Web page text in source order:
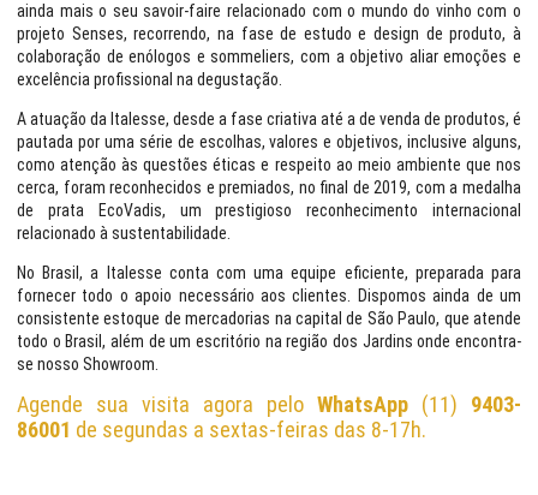
ainda mais o seu savoir-faire relacionado com o mundo do vinho com o
projeto Senses, recorrendo, na fase de estudo e design de produto, à
colaboração de enólogos e sommeliers, com a objetivo aliar emoções e
excelência profissional na degustação.
A atuação da Italesse, desde a fase criativa até a de venda de produtos, é
pautada por uma série de escolhas, valores e objetivos, inclusive alguns,
como atenção às questões éticas e respeito ao meio ambiente que nos
cerca, foram reconhecidos e premiados, no final de 2019, com a medalha
de prata EcoVadis, um prestigioso reconhecimento internacional
relacionado à sustentabilidade.
No Brasil, a Italesse conta com uma equipe eficiente, preparada para
fornecer todo o apoio necessário aos clientes. Dispomos ainda de um
consistente estoque de mercadorias na capital de São Paulo, que atende
todo o Brasil, além de um escritório na região dos Jardins onde encontra-
se nosso Showroom.
Agende sua visita agora pelo WhatsApp (11) 9403-
86001 de segundas a sextas-feiras das 8-17h.